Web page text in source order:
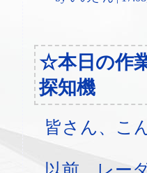
☆本日の作
探知機
皆さん、こ